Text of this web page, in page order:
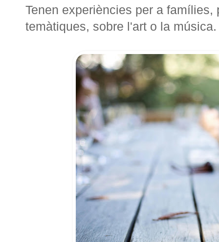
Tenen experiències per a
temàtiques, sobre l'art o la música.